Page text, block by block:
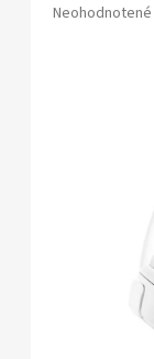
Priemerné
Neohodnotené